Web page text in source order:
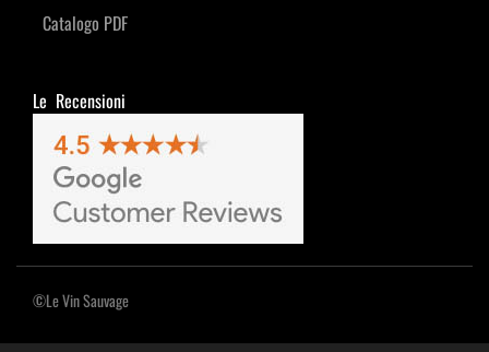
Catalogo PDF
Le Recensioni
©Le Vin Sauvage